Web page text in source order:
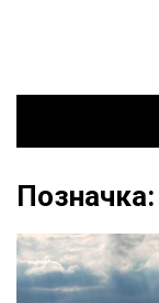
Позначка: